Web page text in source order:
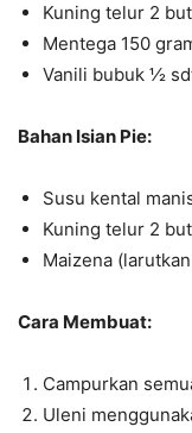
Kuning telur 2
Mentega 150
Vanili bubuk ½
Bahan Isian Pie:
Susu kental
Kuning telur 2
Maizena
Cara Membuat:
Campurkan
Uleni